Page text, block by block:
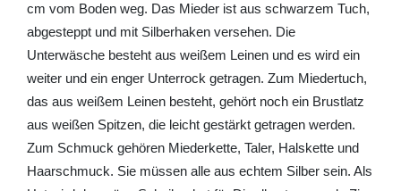
cm vom Boden weg. Das Mieder ist aus schwarzem Tuch,
abgesteppt und mit Silberhaken versehen. Die
Unterwäsche besteht aus weißem Leinen und es wird ein
weiter und ein enger Unterrock getragen. Zum Miedertuch,
das aus weißem Leinen besteht, gehört noch ein Brustlatz
aus weißen Spitzen, die leicht gestärkt getragen werden.
Zum Schmuck gehören Miederkette, Taler, Halskette und
Haarschmuck. Sie müssen alle aus echtem Silber sein. Als